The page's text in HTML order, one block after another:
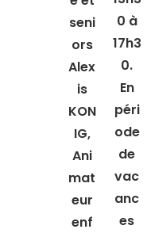
seni
ors
Alex
is
KON
IG,
Ani
mat
eur
enf
0 à
17h3
0.
En
péri
ode
de
vac
anc
es